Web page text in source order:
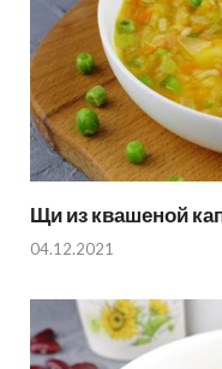
Щи из квашеной
04.12.2021